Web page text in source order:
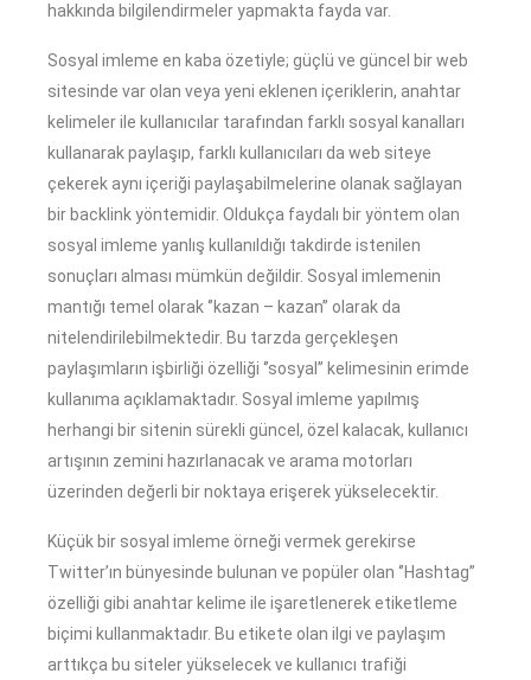
hakkında bilgilendirmeler yapmakta fayda var.
Sosyal imleme en kaba özetiyle; güçlü ve güncel bir web
sitesinde var olan veya yeni eklenen içeriklerin, anahtar
kelimeler ile kullanıcılar tarafından farklı sosyal kanalları
kullanarak paylaşıp, farklı kullanıcıları da web siteye
çekerek aynı içeriği paylaşabilmelerine olanak sağlayan
bir backlink yöntemidir. Oldukça faydalı bir yöntem olan
sosyal imleme yanlış kullanıldığı takdirde istenilen
sonuçları alması mümkün değildir. Sosyal imlemenin
mantığı temel olarak ‘’kazan – kazan’’ olarak da
nitelendirilebilmektedir. Bu tarzda gerçekleşen
paylaşımların işbirliği özelliği ‘’sosyal’’ kelimesinin erimde
kullanıma açıklamaktadır. Sosyal imleme yapılmış
herhangi bir sitenin sürekli güncel, özel kalacak, kullanıcı
artışının zemini hazırlanacak ve arama motorları
üzerinden değerli bir noktaya erişerek yükselecektir.
Küçük bir sosyal imleme örneği vermek gerekirse
Twitter’ın bünyesinde bulunan ve popüler olan ‘’Hashtag’’
özelliği gibi anahtar kelime ile işaretlenerek etiketleme
biçimi kullanmaktadır. Bu etikete olan ilgi ve paylaşım
arttıkça bu siteler yükselecek ve kullanıcı trafiği